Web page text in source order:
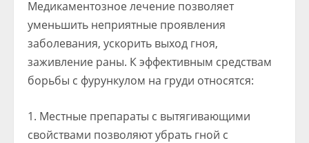
Медикаментозное лечение позволяет
уменьшить неприятные проявления
заболевания, ускорить выход гноя,
заживление раны. К эффективным средствам
борьбы с фурункулом на груди относятся:
Местные препараты с вытягивающими
свойствами позволяют убрать гной с